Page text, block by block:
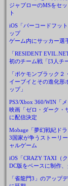
ジャブローのMSをセ
ト
iOS「バーコードフッ
ップ
ゲーム内にサッカー選
「RESIDENT
初のチーム戦「[3人チ
「ポケモンブラック
イーブイとその進化形
ップ」
PS3/Xbox 360/WIN「
映画「ゼロ・ダーク・
に配信決定
Mobage「夢幻戦紀ド
3国家が争うストーリ
ャルゲーム
iOS「CRAZY TAXI（
DC版をベースに制作
「雀龍門3」のアップ